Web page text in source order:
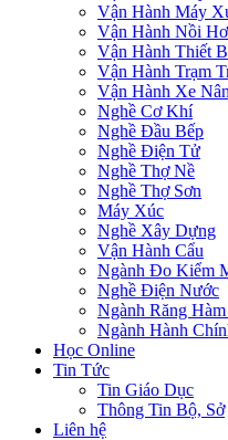
Vận Hành Máy
Vận Hành Nồi
Vận Hành Thiết
Vận Hành Trạm
Vận Hành Xe
Nghề Cơ Khí
Nghề Đầu Bếp
Nghề Điện Tử
Nghề Thợ Nề
Nghề Thợ Sơn
Máy Xúc
Nghề Xây Dựng
Vận Hành Cẩu
Ngành Đo Kiểm
Nghề Điện Nước
Ngành Răng
Ngành Hành
Học Online
Tin Tức
Tin Giáo Dục
Thông Tin Bộ, Sở
Liên hệ